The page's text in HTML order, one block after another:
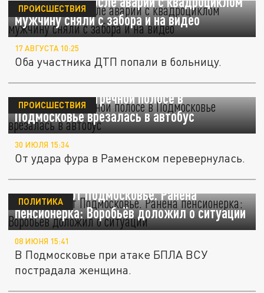
мужчину сняли с забора и на видео
ПРОИСШЕСТВИЯ
17 АВГУСТА 10:25
Оба участника ДТП попали в больницу.
"Газель" на встречной полосе в
Подмосковье врезалась в автобус
ПРОИСШЕСТВИЯ
30 ИЮЛЯ 15:34
От удара фура в Раменском перевернулась.
ВСУ атакуют Подмосковье. Ранена
пенсионерка: Воробьёв доложил о ситуации
ПОЛИТИКА
08 ИЮНЯ 15:41
В Подмосковье при атаке БПЛА ВСУ
пострадала женщина.